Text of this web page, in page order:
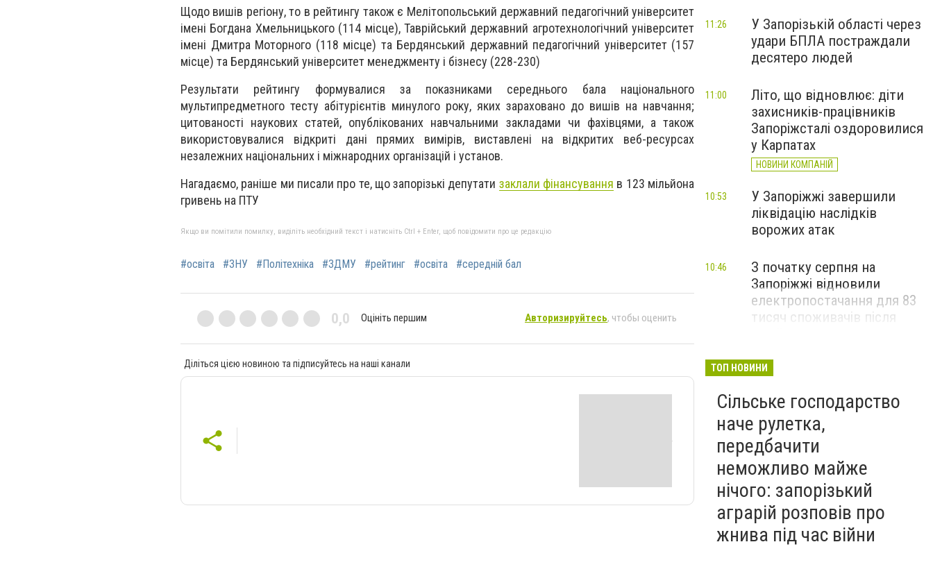
Щодо вишів регіону, то в рейтингу також є Мелітопольський державний педагогічний університет
імені Богдана Хмельницького (114 місце), Таврійський державний агротехнологічний університет
імені Дмитра Моторного (118 місце) та Бердянський державний педагогічний університет (157
місце) та Бердянський університет менеджменту і бізнесу (228-230)
Результати рейтингу формувалися за показниками середнього бала національного
мультипредметного тесту абітурієнтів минулого року, яких зараховано до вишів на навчання;
цитованості наукових статей, опублікованих навчальними закладами чи фахівцями, а також
використовувалися відкриті дані прямих вимірів, виставлені на відкритих веб-ресурсах
незалежних національних і міжнародних організацій і установ.
Нагадаємо, раніше ми писали про те, що запорізькі депутати заклали фінансування в 123 мільйона
гривень на ПТУ
Якщо ви помітили помилку, виділіть необхідний текст і натисніть Ctrl + Enter, щоб повідомити про це редакцію
#освіта #ЗНУ #Політехніка #ЗДМУ #рейтинг #освіта #середній бал
0,0 Оцініть першим Авторизируйтесь, чтобы оценить
Діліться цією новиною та підписуйтесь на наші канали
У Запорізькій області через
удари БПЛА постраждали
десятеро людей
11:26
Літо, що відновлює: діти
захисників-працівників
Запоріжсталі оздоровилися
у Карпатах
НОВИНИ КОМПАНІЙ
11:00
У Запоріжжі завершили
ліквідацію наслідків
ворожих атак
10:53
З початку серпня на
Запоріжжі відновили
електропостачання для 83
тисяч споживачів після
10:46
ТОП НОВИНИ
Сільське господарство
наче рулетка,
передбачити
неможливо майже
нічого: запорізький
аграрій розповів про
жнива під час війни